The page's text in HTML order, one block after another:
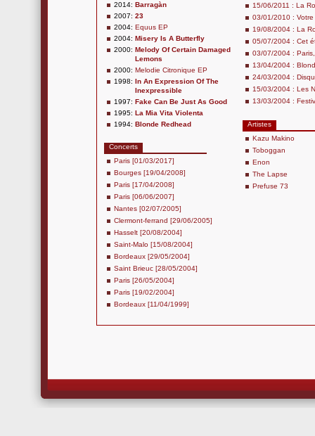
2014: Barragàn
2007: 23
2004: Equus EP
2004: Misery Is A Butterfly
2000: Melody Of Certain Damaged
Lemons
2000: Melodie Citronique EP
1998: In An Expression Of The
Inexpressible
1997: Fake Can Be Just As Good
1995: La Mia Vita Violenta
1994: Blonde Redhead
Concerts
Paris [01/03/2017]
Bourges [19/04/2008]
Paris [17/04/2008]
Paris [06/06/2007]
Nantes [02/07/2005]
Clermont-ferrand [29/06/2005]
Hasselt [20/08/2004]
Saint-Malo [15/08/2004]
Bordeaux [29/05/2004]
Saint Brieuc [28/05/2004]
Paris [26/05/2004]
Paris [19/02/2004]
Bordeaux [11/04/1999]
15/06/2011 : La
03/01/2010 :
19/08/2004 : La
05/07/2004 : Cet
03/07/2004 :
13/04/2004 :
24/03/2004 :
15/03/2004 : Les
13/03/2004 :
Artistes
Kazu Makino
Toboggan
Enon
The Lapse
Prefuse 73